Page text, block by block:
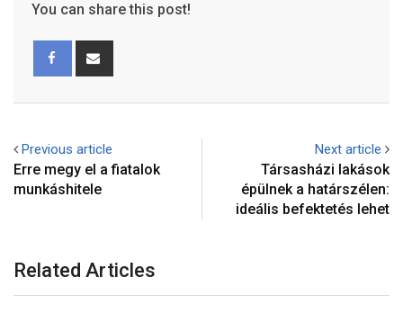
You can share this post!
Previous article
Erre megy el a fiatalok
munkáshitele
Next article
Társasházi lakások
épülnek a határszélen:
ideális befektetés lehet
Related Articles